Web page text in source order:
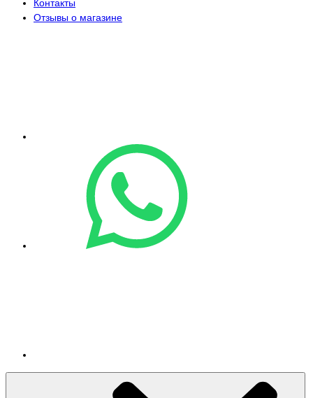
Контакты
Отзывы о магазине